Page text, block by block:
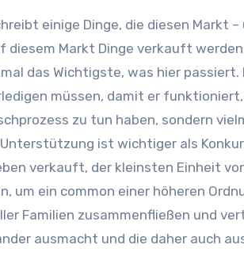
einige Dinge, die diesen Markt
diesem Markt Dinge verkauft
das Wichtigste, was hier
müssen, damit er
zu tun haben, sondern
ist wichtiger als
verkauft, der kleinsten Einheit
um ein common einer höheren
Familien zusammenfließen und
ausmacht und die daher auch